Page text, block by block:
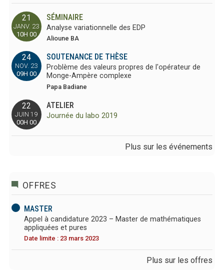
21
JANV. 23
10H 00
SÉMINAIRE
Analyse variationnelle des EDP
Alioune BA
24
NOV. 23
09H 00
SOUTENANCE DE THÈSE
Problème des valeurs propres de l'opérateur de
Monge-Ampère complexe
Papa Badiane
22
JUIN 19
00H 00
ATELIER
Journée du labo 2019
Plus sur les événements
OFFRES
MASTER
Appel à candidature 2023 – Master de mathématiques
appliquées et pures
Date limite : 23 mars 2023
Plus sur les offres